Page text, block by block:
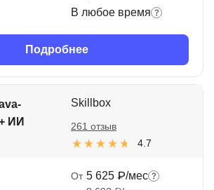
В любое время
Подробнее
ИИ
Skillbox
4.7
261 отзыв
От 5 625 ₽/мес